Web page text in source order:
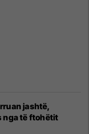
jashtë,
nga të ftohëtit